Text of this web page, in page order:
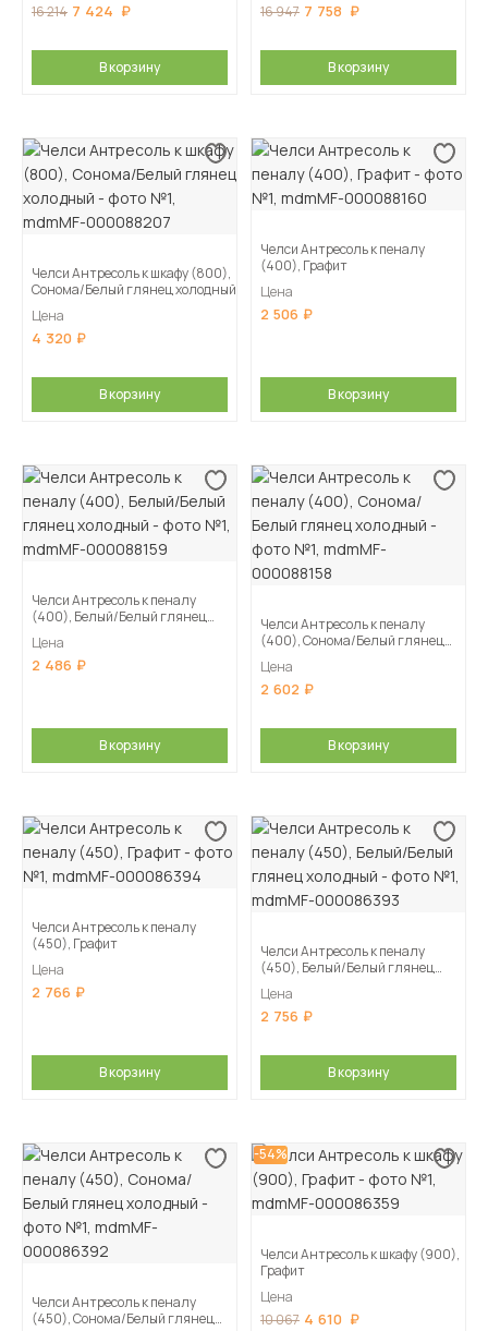
16 214 7 424
В корзину
16 947 7 758
В корзину
Челси Антресоль к шкафу (800),
Сонома/Белый глянец холодный
Цена
4 320
В корзину
Челси Антресоль к пеналу
(400), Графит
Цена
2 506
В корзину
Челси Антресоль к пеналу
(400), Белый/Белый глянец
Цена
2 486
В корзину
Челси Антресоль к пеналу
(400), Сонома/Белый глянец
Цена
2 602
В корзину
Челси Антресоль к пеналу
(450), Графит
Цена
2 766
В корзину
Челси Антресоль к пеналу
(450), Белый/Белый глянец
Цена
2 756
В корзину
Челси Антресоль к пеналу
(450), Сонома/Белый глянец
-54%
Челси Антресоль к шкафу (900),
Графит
Цена
10 067 4 610